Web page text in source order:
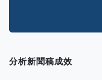
分析新聞稿成效